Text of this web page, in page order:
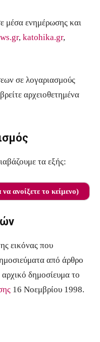
μέσα ενημέρωσης και
, katohika.gr,
σε λογαριασμούς
αρχειοθετημένα
τα εξής:
ανοίξετε το κείμενο)
ένα βιολογικό
σύμφωνα με
την
διακριτικά
εικόνας που
από άρθρο
δημοσίευμα το
16 Νοεμβρίου 1998.